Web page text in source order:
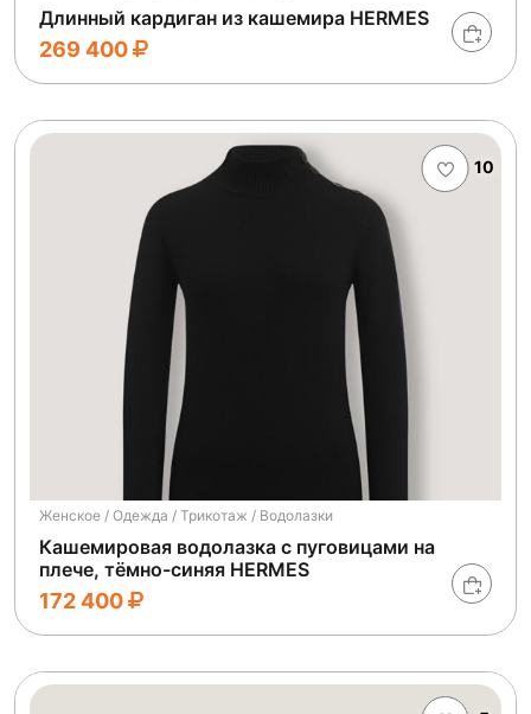
Длинный кардиган из кашемира HERMES
269 400
10
Женское / Одежда / Трикотаж / Водолазки
Кашемировая водолазка с пуговицами на
плече, тёмно-синяя HERMES
172 400